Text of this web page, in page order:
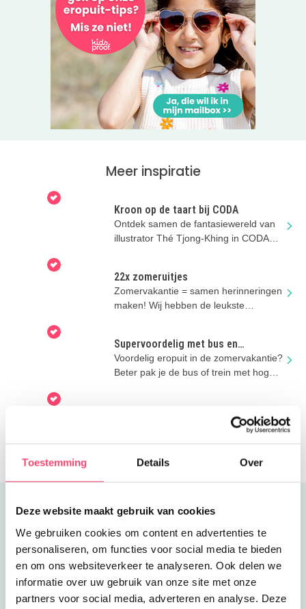
Toestemming Details Over
Deze website maakt gebruik van cookies
We gebruiken cookies om content en advertenties te
personaliseren, om functies voor social media te bieden
en om ons websiteverkeer te analyseren. Ook delen we
informatie over uw gebruik van onze site met onze
partners voor social media, adverteren en analyse. Deze
Meer inspiratie
Kroon op de taart bij CODA
Ontdek samen de fantasiewereld van
illustrator Thé Tjong-Khing in CODA
22x zomeruitjes
Zomervakantie = samen herinneringen
maken! Wij hebben de leukste
Supervoordelig met bus en
regionale trein
Voordelig eropuit in de zomervakantie?
Beter pak je de bus of trein met hoge
Wil jij onze nieuwsbrief ontvangen? De
Uitgelicht